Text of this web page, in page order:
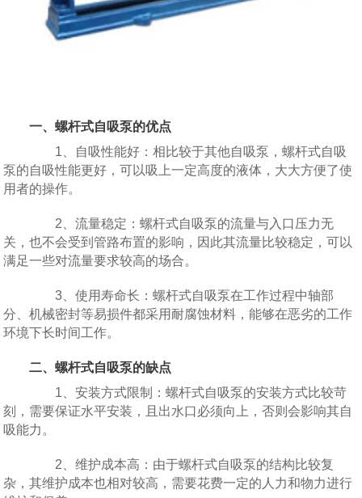
一、螺杆式自吸泵的优点
1、自吸性能好：相比较于其他自吸泵，螺杆式自吸
泵的自吸性能更好，可以吸上一定高度的液体，大大方便了使
用者的操作。
2、流量稳定：螺杆式自吸泵的流量与入口压力无
关，也不会受到管路布置的影响，因此其流量比较稳定，可以
满足一些对流量要求较高的场合。
3、使用寿命长：螺杆式自吸泵在工作过程中轴部
分、机械密封等易损件都采用耐腐蚀材料，能够在恶劣的工作
环境下长时间工作。
二、螺杆式自吸泵的缺点
1、安装方式限制：螺杆式自吸泵的安装方式比较苛
刻，需要保证水平安装，且出水口必须向上，否则会影响其自
吸能力。
2、维护成本高：由于螺杆式自吸泵的结构比较复
杂，其维护成本也相对较高，需要花费一定的人力和物力进行